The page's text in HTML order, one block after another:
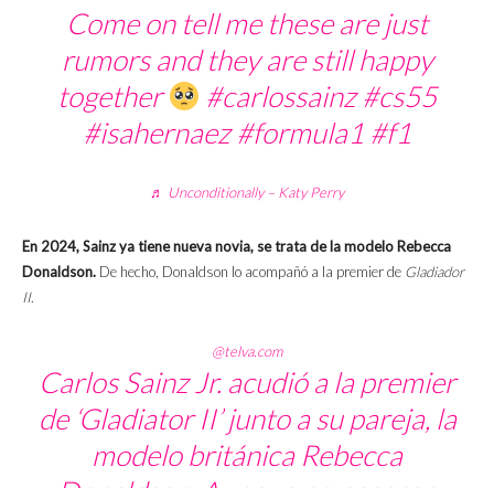
Come on tell me these are just
rumors and they are still happy
together
#carlossainz #cs55
#isahernaez #formula1 #f1
♬ Unconditionally – Katy Perry
En 2024, Sainz ya tiene nueva novia, se trata de la modelo Rebecca
Donaldson. De hecho, Donaldson lo acompañó a la premier de Gladiador
II.
@telva.com
Carlos Sainz Jr. acudió a la premier
de ‘Gladiator II’ junto a su pareja, la
modelo británica Rebecca